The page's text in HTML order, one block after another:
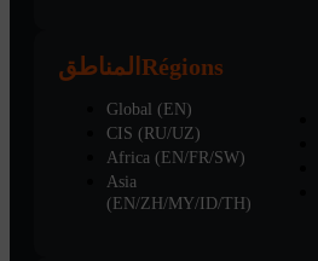
المناطق Régions
Global (EN)
CIS (RU/UZ)
Africa (EN/FR/SW)
Asia
(EN/ZH/MY/ID/TH)